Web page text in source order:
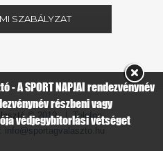
SZABÁLYZAT
© 2019 | Telefon:
info@sportagvalaszto.hu
- A SPORT NAPJAI rendezvénynév
részbeni vagy
védjegybitorlási vétséget